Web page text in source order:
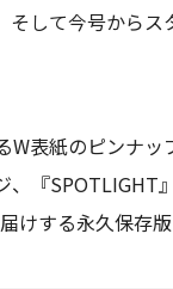
して今号から
W表紙のピンナ
、『SPOTLIGHT
けする永久保存